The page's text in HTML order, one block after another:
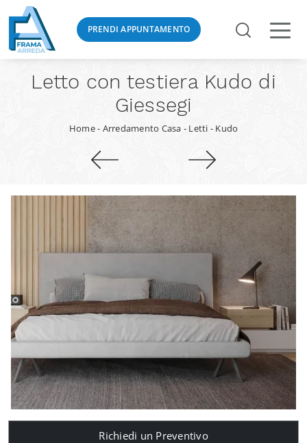
PRENDI APPUNTAMENTO
Letto con testiera Kudo di
Giessegi
Home- Arredamento Casa - Letti - Kudo
Richiedi un Preventivo